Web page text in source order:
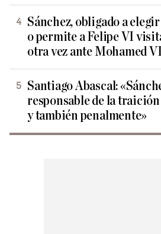
Sánchez, obligado a
o permite a Felipe VI
otra vez ante Mohamed
Santiago Abascal:
responsable de la
y también penalmente»